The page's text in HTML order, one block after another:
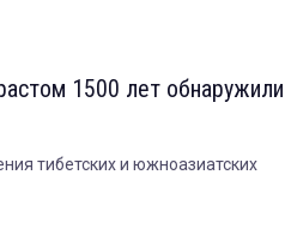
1500 лет
тибетских и южноазиатских